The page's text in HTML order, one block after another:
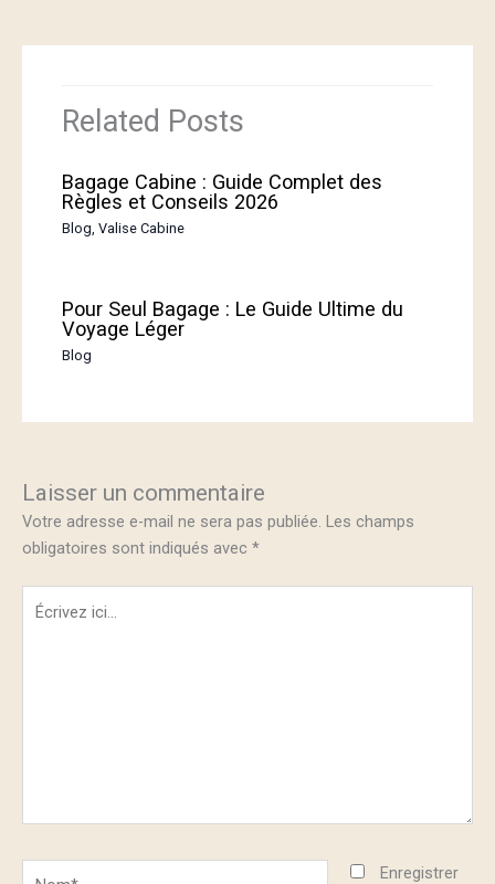
Related Posts
Bagage Cabine : Guide Complet des
Règles et Conseils 2026
Blog,Valise Cabine
Pour Seul Bagage : Le Guide Ultime du
Voyage Léger
Blog
Laisser un commentaire
Votre adresse e-mail ne sera pas publiée. Les champs
obligatoires sont indiqués avec *
Écrivez
ici…
Enregistrer